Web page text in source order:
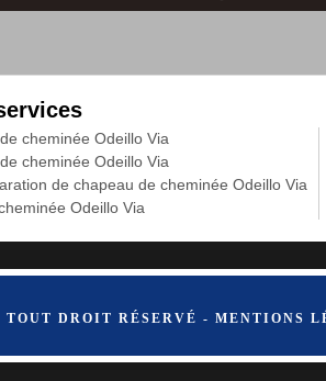
cheminée Odeillo Via
cheminée Odeillo Via
de chapeau de cheminée Odeillo Via
Odeillo Via
TOUT DROIT RÉSERVÉ -MENTIONS